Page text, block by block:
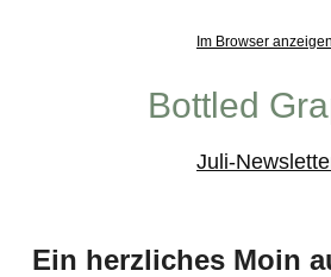
Im Browser
Bottled
Juli-
Ein herzliches Moin